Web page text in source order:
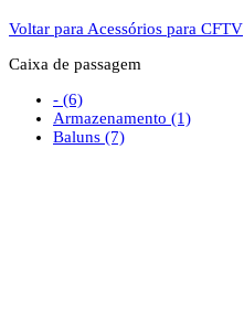
Voltar para Acessórios para CFTV
Caixa de passagem
- (6)
Armazenamento (1)
Baluns (7)